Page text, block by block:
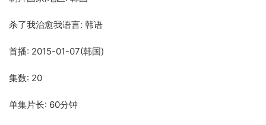
杀了我治愈我语言: 韩语
首播: 2015-01-07(韩国)
集数: 20
单集片长: 60分钟